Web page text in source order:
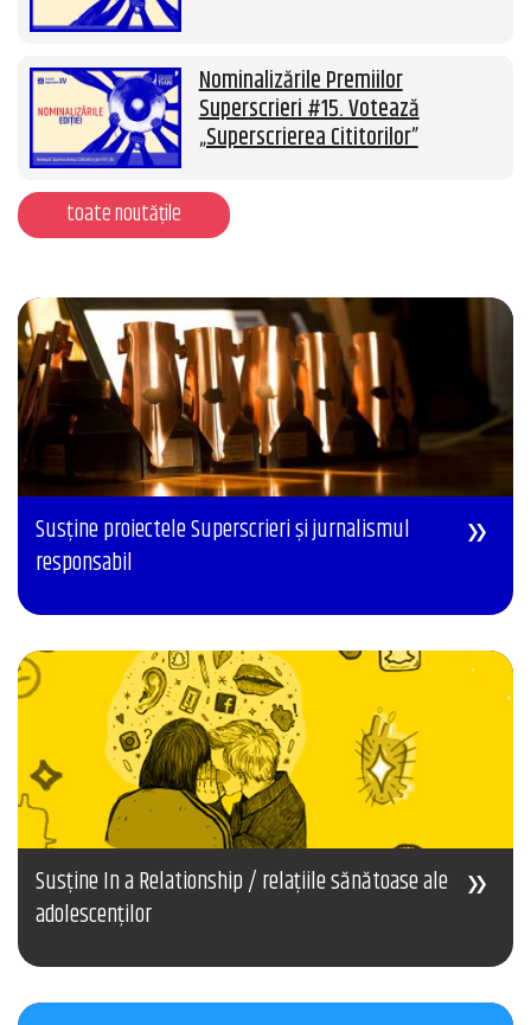
Nominalizările Premiilor
Superscrieri #15. Votează
„Superscrierea Cititorilor”
toate noutățile
Susține proiectele Superscrieri și jurnalismul
responsabil
Susține In a Relationship / relațiile sănătoase ale
adolescenților